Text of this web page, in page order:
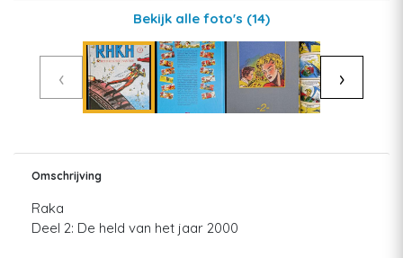
Bekijk alle foto's (14)
‹ ›
Omschrijving
Raka
Deel 2: De held van het jaar 2000